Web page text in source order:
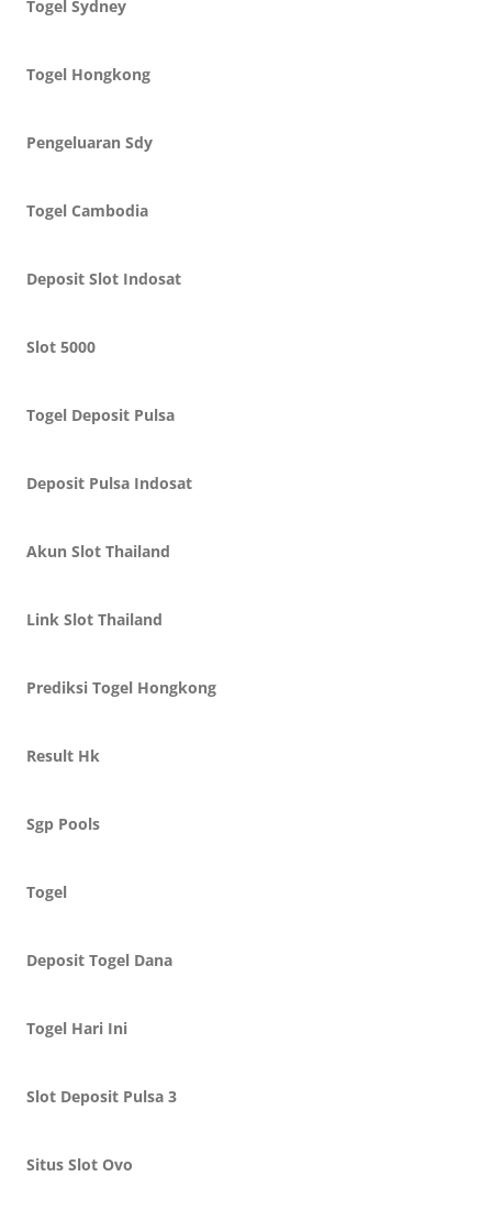
Togel Sydney
Togel Hongkong
Pengeluaran Sdy
Togel Cambodia
Deposit Slot Indosat
Slot 5000
Togel Deposit Pulsa
Deposit Pulsa Indosat
Akun Slot Thailand
Link Slot Thailand
Prediksi Togel Hongkong
Result Hk
Sgp Pools
Togel
Deposit Togel Dana
Togel Hari Ini
Slot Deposit Pulsa 3
Situs Slot Ovo